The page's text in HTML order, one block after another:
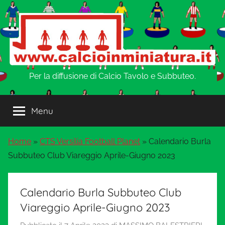
Salta
al
contenuto
w
w
.
Per la diffusione di Calcio Tavolo e Subbuteo.
Menu
Home » CTS Versilia Football Planet » Calendario Burla
Subbuteo Club Viareggio Aprile-Giugno 2023
Calendario Burla Subbuteo Club
Viareggio Aprile-Giugno 2023